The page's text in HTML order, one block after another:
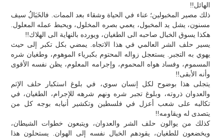
الهائل!!
ذلك مصير المخبولين؛ عناء في الحياة وشقاء بعد الممات. فالخَبَالُ سيف
مسنون، يشل يد المخبول، يعمي بصره المخلول، ويحبط عمله المعلول.
هكذا يسوق الخبال صاحبه الى الطغيان، ويورده بالنهاية الى الهلاك!!
يسير حلف الشر العالمي في هذا الاتجاه. يمضي بكل تكبر إلى حيث
يهوي به التجبر. يستعجل زواله المحتوم بكبرياء الموهوم، وطغيان شره
المسموم، وفساد هواه المحموم، وإجرامه المعلوم، يظن نفسه الأقوى
وأنه الأبقى!!
يتجلى هذا بوضوح لكل إنسان سوي، في بلوغ استكبار حلف الإثم
والعدوان ذروته، وبلوغ تجبر شره ونهم شرهه للإجرام، الطغيان، في
تكالبه على شعب أعزل في فلسطين وتكشير أنيابه بوجه كل من
يتصدى له ويقاومه!!
كذلك من يوالون حلف الشر والعدوان، ويتبعون خطوات الشيطان،
ويخضعون للطغيان، يقودهم الخبال نفسه إلى الهوان. يستحلون هذا